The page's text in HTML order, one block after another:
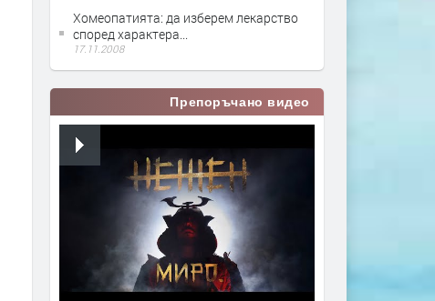
Хомеопатията: да изберем лекарство
според характера...
17.11.2008
Препоръчано видео